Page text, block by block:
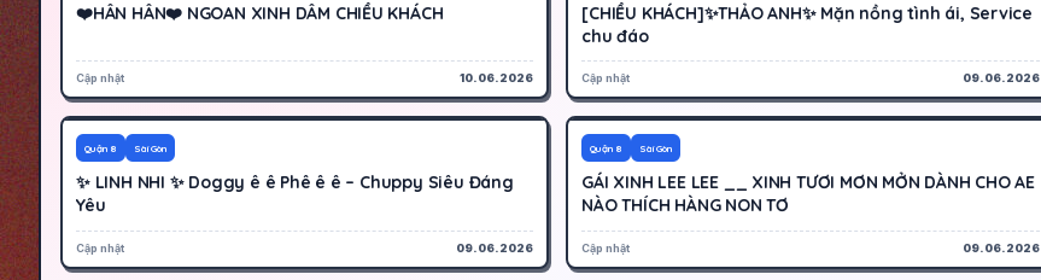
❤️HÂN HÂN❤️ NGOAN XINH DÂM CHIỀU KHÁCH
Cập nhật 10.06.2026
[CHIỀU KHÁCH]✨THẢO ANH✨ Mặn nồng tình ái, Service
chu đáo
Cập nhật 09.06.2026
400K
Quận 8 Sài Gòn
✨ LINH NHI ✨ Doggy ê ê Phê ê ê – Chuppy Siêu Đáng
Yêu
Cập nhật 09.06.2026
800K
Quận 8 Sài Gòn
GÁI XINH LEE LEE __ XINH TƯƠI MƠN MỞN DÀNH CHO AE
NÀO THÍCH HÀNG NON TƠ
Cập nhật 09.06.2026